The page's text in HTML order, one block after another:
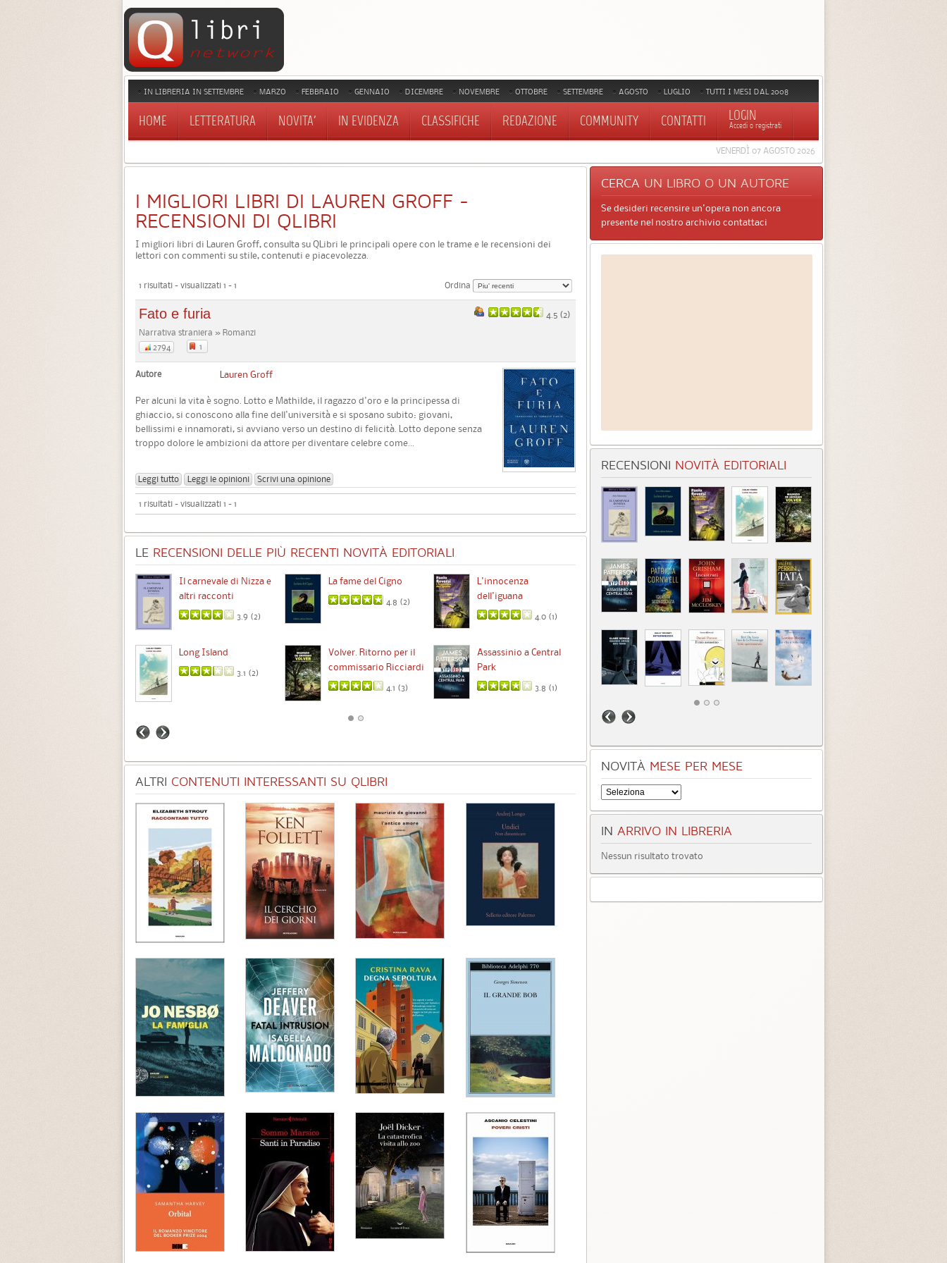
IN LIBRERIA IN SETTEMBRE MARZO FEBBRAIO GENNAIO DICEMBRE NOVEMBRE OTTOBRE SETTEMBRE AGOSTO LUGLIO TUTTI I MESI DAL 2008
HOME LETTERATURA NOVITA' IN EVIDENZA CLASSIFICHE REDAZIONE COMMUNITY CONTATTI LOGIN
Accedi o registrati
VENERDÌ 07 AGOSTO 2026
I MIGLIORI LIBRI DI LAUREN GROFF -
RECENSIONI DI QLIBRI
I migliori libri di Lauren Groff, consulta su QLibri le principali opere con le trame e le recensioni dei
lettori con commenti su stile, contenuti e piacevolezza.
1 risultati - visualizzati 1 - 1 Ordina
4.5 (2)
Fato e furia
Narrativa straniera » Romanzi
2794
1
Autore Lauren Groff
Per alcuni la vita è sogno. Lotto e Mathilde, il ragazzo d'oro e la principessa di
ghiaccio, si conoscono alla fine dell'università e si sposano subito: giovani,
bellissimi e innamorati, si avviano verso un destino di felicità. Lotto depone senza
troppo dolore le ambizioni da attore per diventare celebre come...
Leggi tutto Leggi le opinioni Scrivi una opinione
1 risultati - visualizzati 1 - 1
LE RECENSIONI DELLE PIÙ RECENTI NOVITÀ EDITORIALI
Il carnevale di Nizza e
altri racconti
3.9 (2)
La fame del Cigno
4.8 (2)
L'innocenza
dell'iguana
4.0 (1)
Long Island
3.1 (2)
Volver. Ritorno per il
commissario Ricciardi
4.1 (3)
Assassinio a Central
Park
3.8 (1)
Identità sconosciuta
3.3 (1)
Incastrati
Tatà
3.3 ( 4)
Quando ormai era
tardi
ALTRI CONTENUTI INTERESSANTI SU QLIBRI
CERCA UN LIBRO O UN AUTORE
Se desideri recensire un'opera non ancora
presente nel nostro archivio contattaci
RECENSIONI NOVITÀ EDITORIALI
NOVITÀ MESE PER MESE
IN ARRIVO IN LIBRERIA
Nessun risultato trovato